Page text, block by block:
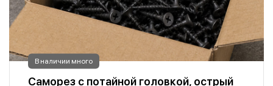
В наличии много
Саморез с потайной головкой, острый